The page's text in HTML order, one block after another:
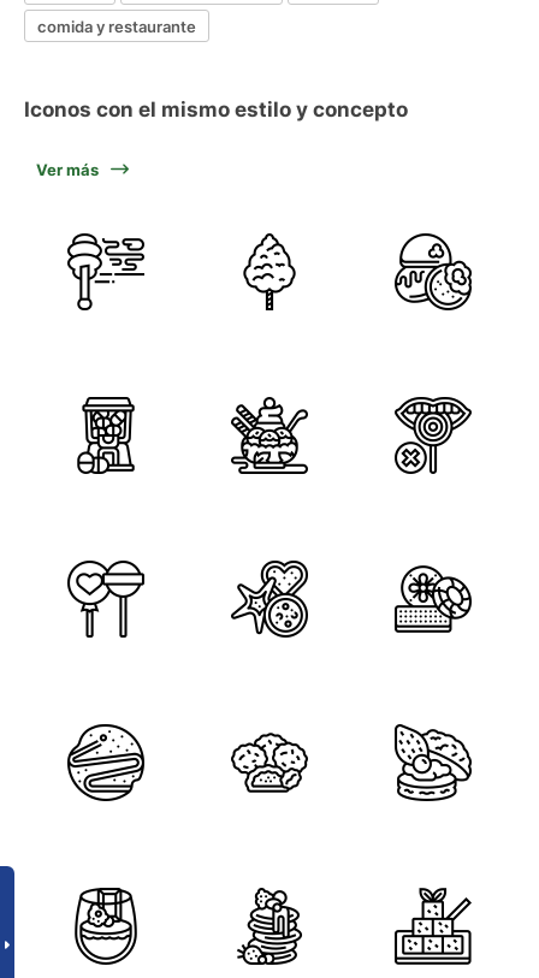
comida y restaurante
Iconos con el mismo estilo y concepto
Ver más